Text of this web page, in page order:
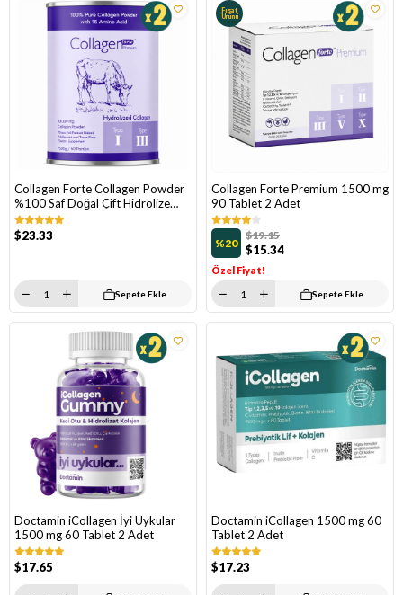
Collagen Forte Collagen Powder
%100 Saf Doğal Çift Hidrolize
Kolajen Peptitler 500 gr 2 Adet
$23.33
Sepete Ekle
Collagen Forte Premium 1500 mg
90 Tablet 2 Adet
%20 $15.34
$19.15
Özel Fiyat!
Fırsat
Ürünü
Sepete Ekle
Doctamin iCollagen İyi Uykular
1500 mg 60 Tablet 2 Adet
$17.65
Doctamin iCollagen 1500 mg 60
Tablet 2 Adet
$17.23